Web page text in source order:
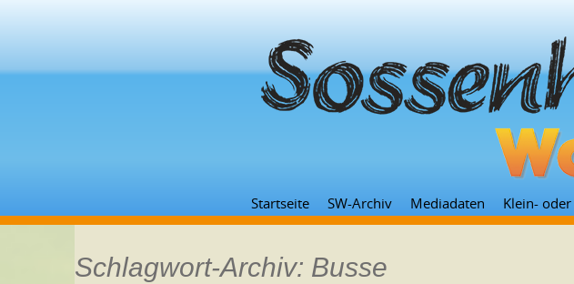
Startseite SW-Archiv Mediadaten Klein-
Schlagwort-Archiv: Busse